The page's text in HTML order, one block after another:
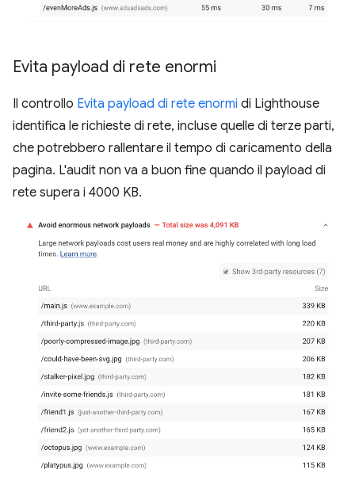
Evita payload di rete enormi
Il controllo Evita payload di rete enormi di Lighthouse
identifica le richieste di rete, incluse quelle di terze parti,
che potrebbero rallentare il tempo di caricamento della
pagina. L'audit non va a buon fine quando il payload di
rete supera i 4000 KB.